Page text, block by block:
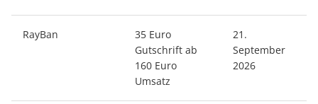
RayBan
35 Euro
Gutschrift ab
160 Euro
Umsatz
21.
September
2026